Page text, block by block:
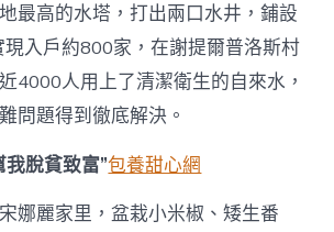
最高的水塔，打出兩口水井，鋪設
入戶約800家，在謝提爾普洛斯村
4000人用上了清潔衛生的自來水，
問題得到徹底解決。
我脫貧致富”包養甜心網
娜麗家里，盆栽小米椒、矮生番